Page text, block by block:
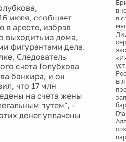
июля, сообщает
в аресте, избрав
выходить из дома,
фигурантами дела.
Следователь
счета Голубкова
банкира, и он
что 17 млн
на счета жены
путем", -
денег уплачены
в
В